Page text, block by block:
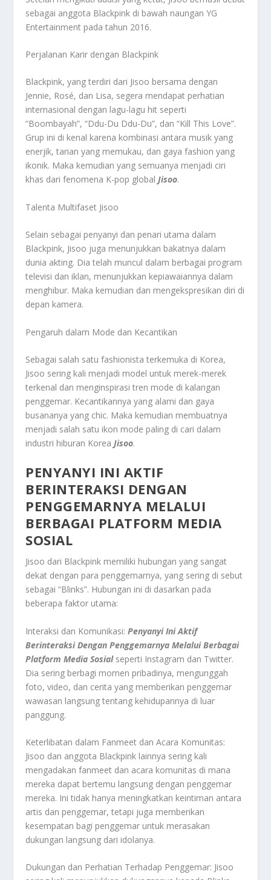
sebagai anggota Blackpink di bawah naungan YG
Entertainment pada tahun 2016.
Perjalanan Karir dengan Blackpink
Blackpink, yang terdiri dari Jisoo bersama dengan
Jennie, Rosé, dan Lisa, segera mendapat perhatian
internasional dengan lagu-lagu hit seperti
“Boombayah”, “Ddu-Du Ddu-Du”, dan “Kill This Love”.
Grup ini di kenal karena kombinasi antara musik yang
enerjik, tarian yang memukau, dan gaya fashion yang
ikonik. Maka kemudian yang semuanya menjadi ciri
khas dari fenomena K-pop global Jisoo.
Talenta Multifaset Jisoo
Selain sebagai penyanyi dan penari utama dalam
Blackpink, Jisoo juga menunjukkan bakatnya dalam
dunia akting. Dia telah muncul dalam berbagai program
televisi dan iklan, menunjukkan kepiawaiannya dalam
menghibur. Maka kemudian dan mengekspresikan diri di
depan kamera.
Pengaruh dalam Mode dan Kecantikan
Sebagai salah satu fashionista terkemuka di Korea,
Jisoo sering kali menjadi model untuk merek-merek
terkenal dan menginspirasi tren mode di kalangan
penggemar. Kecantikannya yang alami dan gaya
busananya yang chic. Maka kemudian membuatnya
menjadi salah satu ikon mode paling di cari dalam
industri hiburan Korea Jisoo.
PENYANYI INI AKTIF
BERINTERAKSI DENGAN
PENGGEMARNYA MELALUI
BERBAGAI PLATFORM MEDIA
SOSIAL
Jisoo dari Blackpink memiliki hubungan yang sangat
dekat dengan para penggemarnya, yang sering di sebut
sebagai “Blinks”. Hubungan ini di dasarkan pada
beberapa faktor utama:
Interaksi dan Komunikasi:Penyanyi Ini Aktif
Berinteraksi Dengan Penggemarnya Melalui Berbagai
Platform Media Sosialseperti Instagram dan Twitter.
Dia sering berbagi momen pribadinya, mengunggah
foto, video, dan cerita yang memberikan penggemar
wawasan langsung tentang kehidupannya di luar
panggung.
Keterlibatan dalam Fanmeet dan Acara Komunitas:
Jisoo dan anggota Blackpink lainnya sering kali
mengadakan fanmeet dan acara komunitas di mana
mereka dapat bertemu langsung dengan penggemar
mereka. Ini tidak hanya meningkatkan keintiman antara
artis dan penggemar, tetapi juga memberikan
kesempatan bagi penggemar untuk merasakan
dukungan langsung dari idolanya.
Dukungan dan Perhatian Terhadap Penggemar: Jisoo